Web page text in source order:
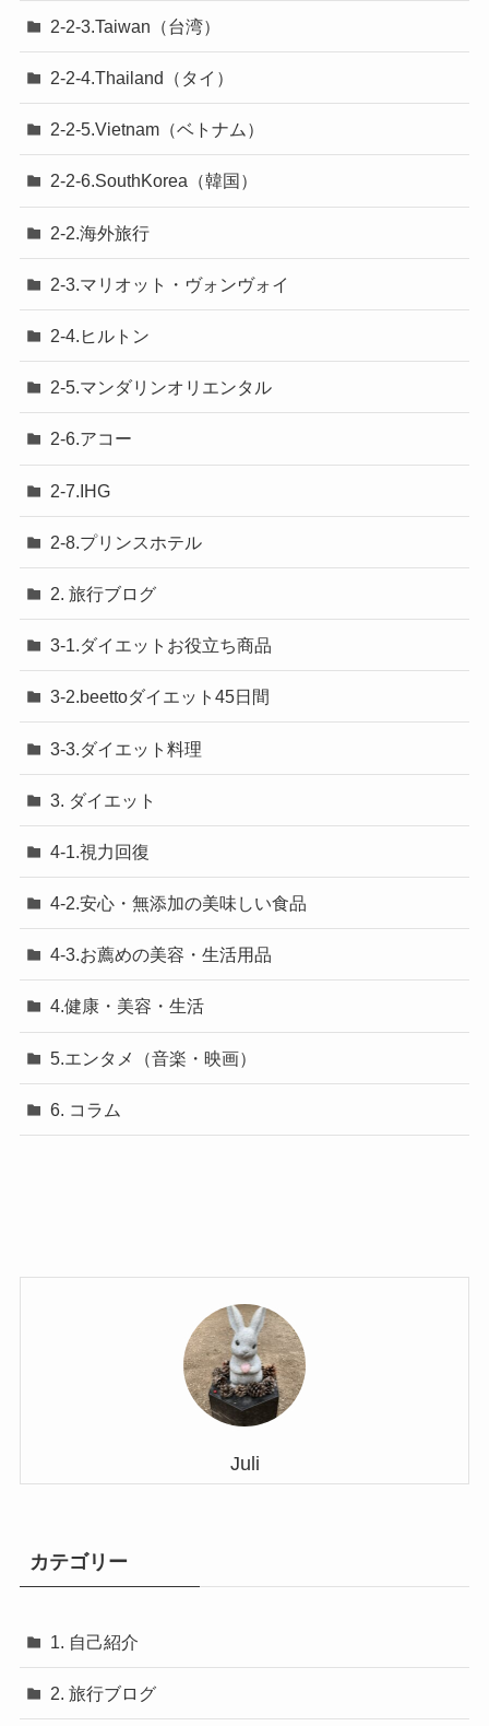
2-2-3.Taiwan（台湾）
2-2-4.Thailand（タイ）
2-2-5.Vietnam（ベトナム）
2-2-6.SouthKorea（韓国）
2-2.海外旅行
2-3.マリオット・ヴォンヴォイ
2-4.ヒルトン
2-5.マンダリンオリエンタル
2-6.アコー
2-7.IHG
2-8.プリンスホテル
2. 旅行ブログ
3-1.ダイエットお役立ち商品
3-2.beettoダイエット45日間
3-3.ダイエット料理
3. ダイエット
4-1.視力回復
4-2.安心・無添加の美味しい食品
4-3.お薦めの美容・生活用品
4.健康・美容・生活
5.エンタメ（音楽・映画）
6. コラム
Juli
カテゴリー
1. 自己紹介
2. 旅行ブログ